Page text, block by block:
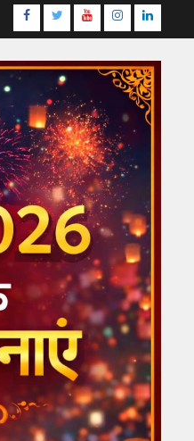
Facebook
TwitterYoutubeInstagram